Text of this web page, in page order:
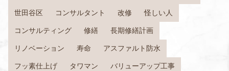
世田谷区 コンサルタント 改修 怪しい人
コンサルティング 修繕 長期修繕計画
リノベーション 寿命 アスファルト防水
フッ素仕上げ タワマン バリューアップ工事